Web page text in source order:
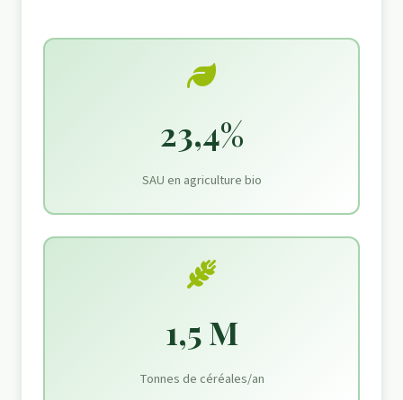
23,4%
SAU en agriculture bio
1,5 M
Tonnes de céréales/an